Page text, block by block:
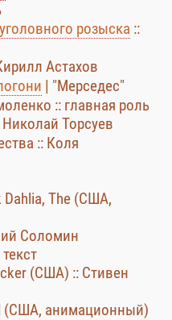
розыска ::
Астахов
| "Мерседес"
:: главная роль
Николай Торсуев
:: Коля
Dahlia, The (США,
Соломин
(США) :: Стивен
(США, анимационный)